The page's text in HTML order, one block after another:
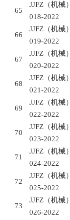
65
JJFZ （机械）
018-2022
66
JJFZ （机械）
019-2022
67
JJFZ （机械）
020-2022
68
JJFZ （机械）
021-2022
69
JJFZ （机械）
022-2022
70
JJFZ （机械）
023-2022
71
JJFZ （机械）
024-2022
72
JJFZ （机械）
025-2022
73
JJFZ （机械）
026-2022